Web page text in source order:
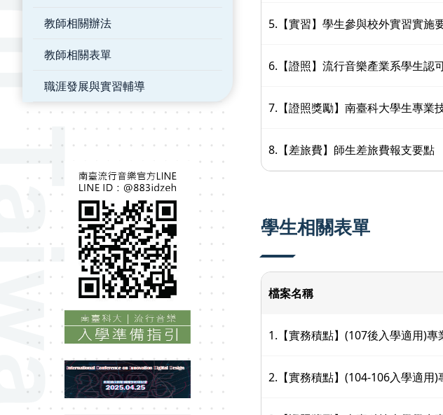
教師相關辦法
教師相關表單
職涯發展與實習輔導
5.【實習】學生參與校外實習實施
6.【證照】流行音樂產業系學生認
7.【證照獎勵】南臺科大學生專業
8.【差旅費】師生差旅費報支要點
學生相關表單
檔案名稱
1.【實務積點】(107後入學適用)
2.【實務積點】(104-106入學適用